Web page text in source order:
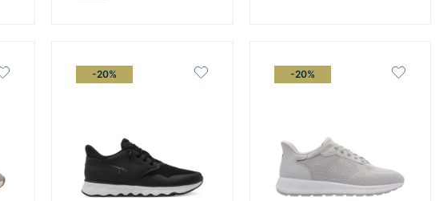
-20% -20%